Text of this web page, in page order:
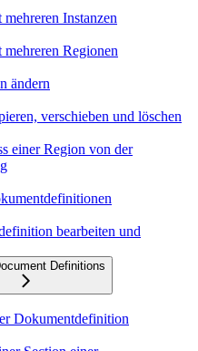
Instanzen
mehreren Regionen
ändern
verschieben und löschen
einer Region von der
bearbeiten und
Definitions
Dokumentdefinition